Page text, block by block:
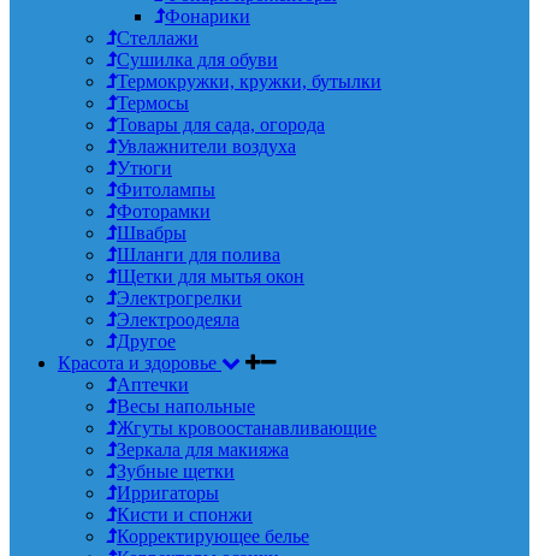
Фонарики
Стеллажи
Сушилка для обуви
Термокружки, кружки, бутылки
Термосы
Товары для сада, огорода
Увлажнители воздуха
Утюги
Фитолампы
Фоторамки
Швабры
Шланги для полива
Щетки для мытья окон
Электрогрелки
Электроодеяла
Другое
Красота и здоровье
Аптечки
Весы напольные
Жгуты кровоостанавливающие
Зеркала для макияжа
Зубные щетки
Ирригаторы
Кисти и спонжи
Корректирующее белье